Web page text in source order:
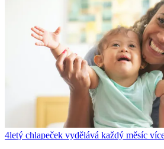
4letý chlapeček vydělává každý měsíc